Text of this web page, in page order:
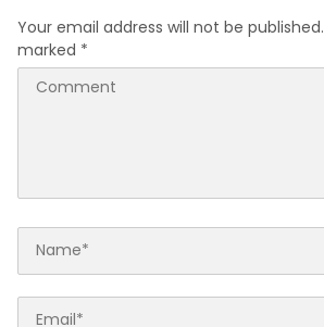
Your email address will not be published.
marked *